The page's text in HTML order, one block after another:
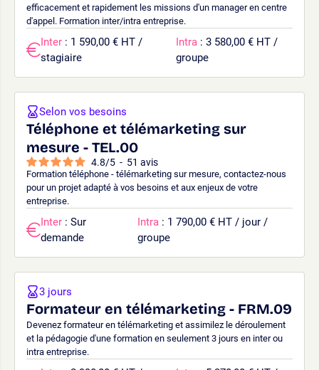
efficacement et rapidement les missions d'un manager en centre
d'appel. Formation inter/intra entreprise.
Inter : 1 590,00 € HT /
stagiaire
Intra : 3 580,00 € HT /
groupe
Téléphone et télémarketing sur
mesure - TEL.00
4.8/5 - 51 avis
Formation téléphone - télémarketing sur mesure, contactez-nous
pour un projet adapté à vos besoins et aux enjeux de votre
entreprise.
Selon vos besoins
Inter : Sur
demande
Intra : 1 790,00 € HT / jour /
groupe
Formateur en télémarketing - FRM.09
Devenez formateur en télémarketing et assimilez le déroulement
et la pédagogie d'une formation en seulement 3 jours en inter ou
intra entreprise.
3 jours